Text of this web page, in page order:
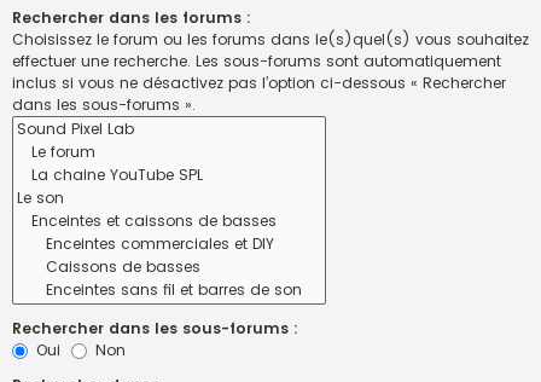
Rechercher dans les forums :
Choisissez le forum ou les forums dans le(s)quel(s) vous souhaitez
effectuer une recherche. Les sous-forums sont automatiquement
inclus si vous ne désactivez pas l’option ci-dessous « Rechercher
dans les sous-forums ».
Rechercher dans les sous-forums :
Oui
Non